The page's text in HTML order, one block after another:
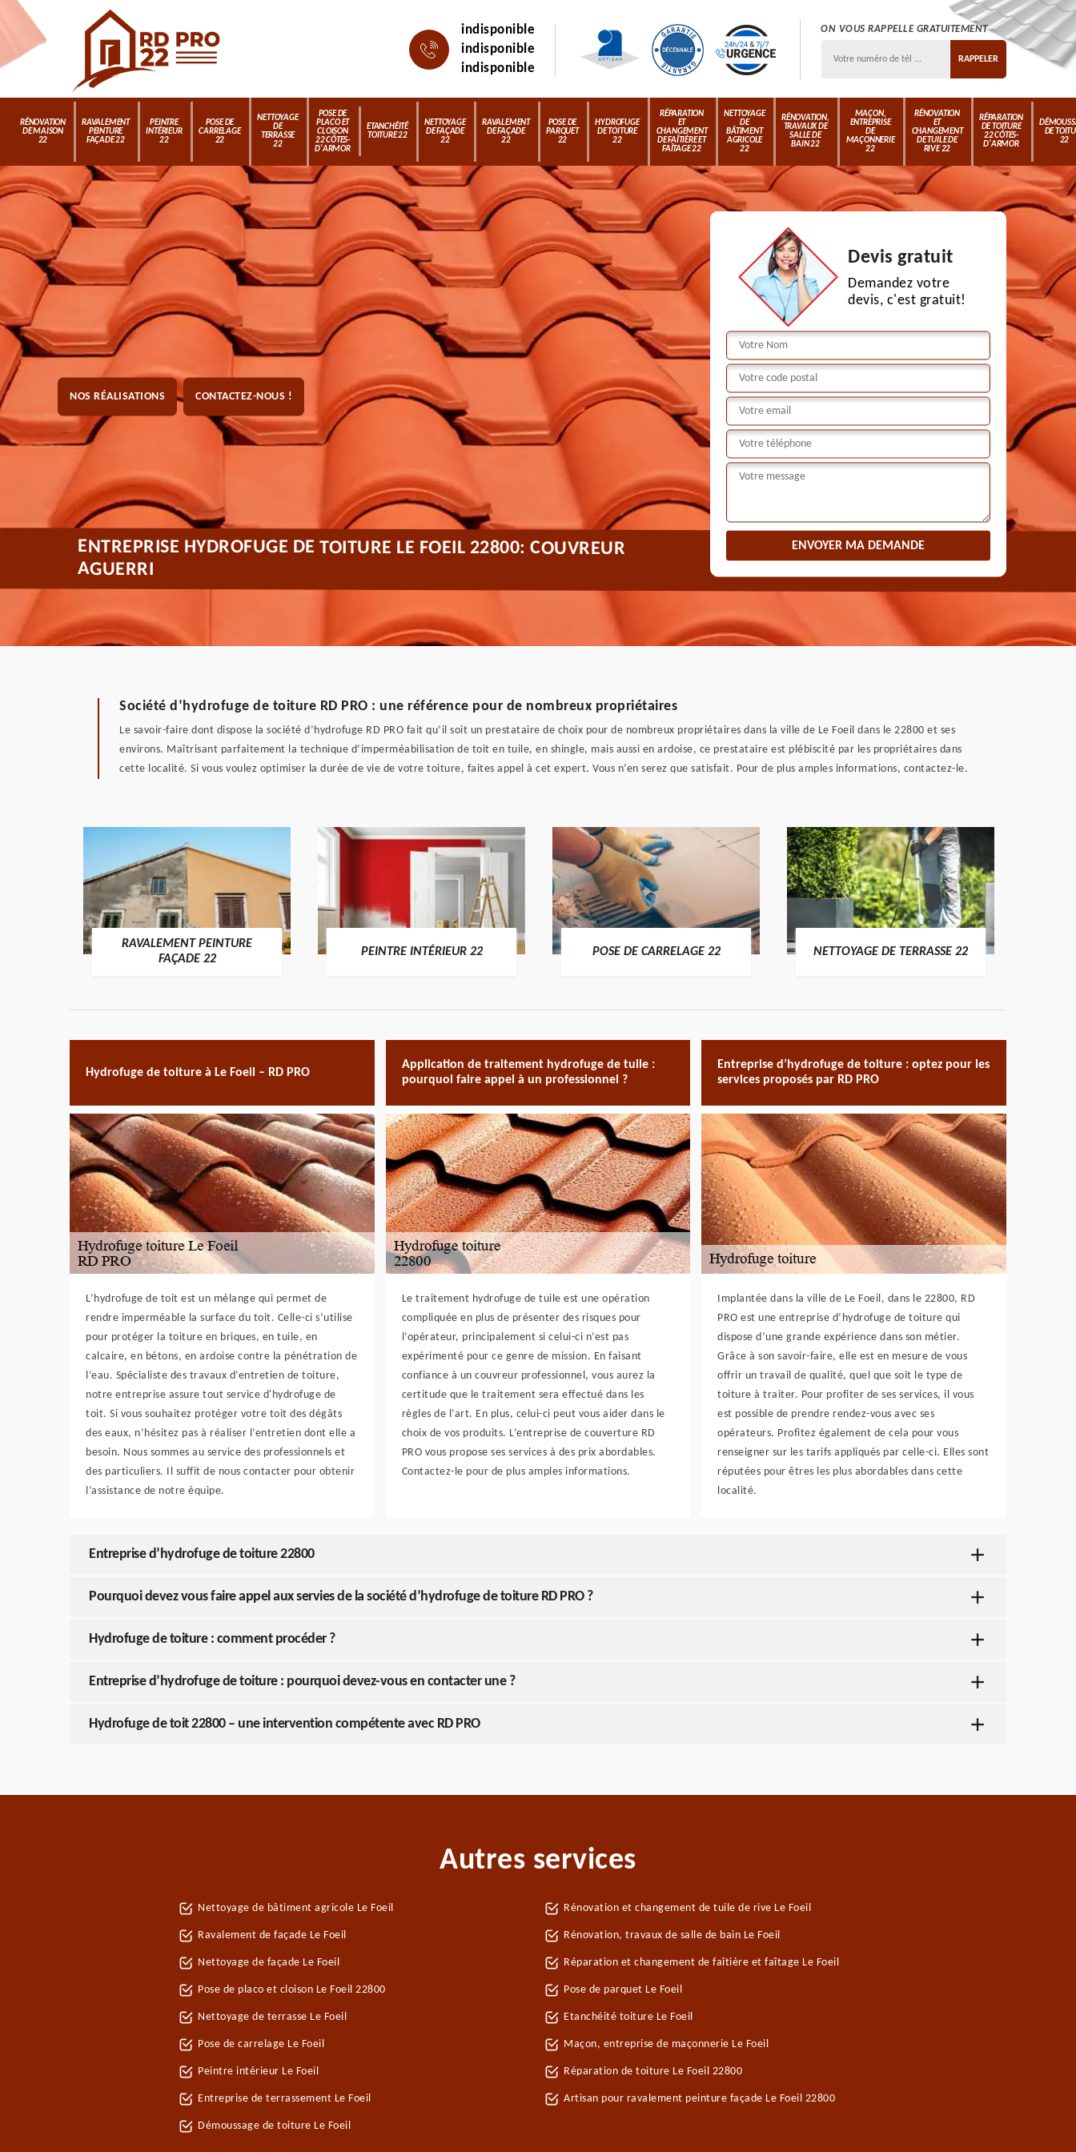
indisponible
indisponible
indisponible
ON VOUS RAPPELLE GRATUITEMENT
RÉNOVATION
DE MAISON
22
RAVALEMENT
PEINTURE
FAÇADE 22
PEINTRE
INTÉRIEUR
22
POSE DE
CARRELAGE
22
NETTOYAGE
DE
TERRASSE
22
POSE DE
PLACO ET
CLOISON
22 CÔTES-
D'ARMOR
ETANCHÉITÉ
TOITURE 22
NETTOYAGE
DE FAÇADE
22
RAVALEMENT
DE FAÇADE
22
POSE DE
PARQUET
22
HYDROFUGE
DE TOITURE
22
RÉPARATION
ET
CHANGEMENT
DE FAÎTIÈRE ET
FAÎTAGE 22
NETTOYAGE
DE
BÂTIMENT
AGRICOLE
22
RÉNOVATION,
TRAVAUX DE
SALLE DE
BAIN 22
MAÇON,
ENTREPRISE
DE
MAÇONNERIE
22
RÉNOVATION
ET
CHANGEMENT
DE TUILE DE
RIVE 22
RÉPARATION
DE TOITURE
22 CÔTES-
D'ARMOR
DE
22
NOS RÉALISATIONS CONTACTEZ-NOUS !
Devis gratuit
Demandez votre
devis, c'est gratuit!
ENTREPRISE HYDROFUGE DE TOITURE LE FOEIL 22800: COUVREUR
AGUERRI
Société d’hydrofuge de toiture RD PRO : une référence pour de nombreux propriétaires
Le savoir-faire dont dispose la société d’hydrofuge RD PRO fait qu’il soit un prestataire de choix pour de nombreux propriétaires dans la ville de Le Foeil dans le 22800 et ses
environs. Maîtrisant parfaitement la technique d’imperméabilisation de toit en tuile, en shingle, mais aussi en ardoise, ce prestataire est plébiscité par les propriétaires dans
cette localité. Si vous voulez optimiser la durée de vie de votre toiture, faites appel à cet expert. Vous n’en serez que satisfait. Pour de plus amples informations, contactez-le.
RAVALEMENT PEINTURE
FAÇADE 22
PEINTRE INTÉRIEUR 22 POSE DE CARRELAGE 22 NETTOYAGE DE TERRASSE 22
Hydrofuge de toiture à Le Foeil – RD PRO
L’hydrofuge de toit est un mélange qui permet de
rendre imperméable la surface du toit. Celle-ci s’utilise
pour protéger la toiture en briques, en tuile, en
calcaire, en bétons, en ardoise contre la pénétration de
l’eau. Spécialiste des travaux d’entretien de toiture,
notre entreprise assure tout service d'hydrofuge de
toit. Si vous souhaitez protéger votre toit des dégâts
des eaux, n’hésitez pas à réaliser l’entretien dont elle a
besoin. Nous sommes au service des professionnels et
des particuliers. Il suffit de nous contacter pour obtenir
l’assistance de notre équipe.
Application de traitement hydrofuge de tuile :
pourquoi faire appel à un professionnel ?
Le traitement hydrofuge de tuile est une opération
compliquée en plus de présenter des risques pour
l’opérateur, principalement si celui-ci n’est pas
expérimenté pour ce genre de mission. En faisant
confiance à un couvreur professionnel, vous aurez la
certitude que le traitement sera effectué dans les
règles de l’art. En plus, celui-ci peut vous aider dans le
choix de vos produits. L’entreprise de couverture RD
PRO vous propose ses services à des prix abordables.
Contactez-le pour de plus amples informations.
Entreprise d’hydrofuge de toiture : optez pour les
services proposés par RD PRO
Implantée dans la ville de Le Foeil, dans le 22800, RD
PRO est une entreprise d’hydrofuge de toiture qui
dispose d’une grande expérience dans son métier.
Grâce à son savoir-faire, elle est en mesure de vous
offrir un travail de qualité, quel que soit le type de
toiture à traiter. Pour profiter de ses services, il vous
est possible de prendre rendez-vous avec ses
opérateurs. Profitez également de cela pour vous
renseigner sur les tarifs appliqués par celle-ci. Elles sont
réputées pour êtres les plus abordables dans cette
localité.
Entreprise d’hydrofuge de toiture 22800
Pourquoi devez vous faire appel aux servies de la société d’hydrofuge de toiture RD PRO ?
Hydrofuge de toiture : comment procéder ?
Entreprise d’hydrofuge de toiture : pourquoi devez-vous en contacter une ?
Hydrofuge de toit 22800 – une intervention compétente avec RD PRO
Autres services
Nettoyage de bâtiment agricole Le Foeil
Ravalement de façade Le Foeil
Nettoyage de façade Le Foeil
Pose de placo et cloison Le Foeil 22800
Nettoyage de terrasse Le Foeil
Pose de carrelage Le Foeil
Peintre intérieur Le Foeil
Entreprise de terrassement Le Foeil
Démoussage de toiture Le Foeil
Rénovation et changement de tuile de rive Le Foeil
Rénovation, travaux de salle de bain Le Foeil
Réparation et changement de faîtière et faîtage Le Foeil
Pose de parquet Le Foeil
Etanchéité toiture Le Foeil
Maçon, entreprise de maçonnerie Le Foeil
Réparation de toiture Le Foeil 22800
Artisan pour ravalement peinture façade Le Foeil 22800